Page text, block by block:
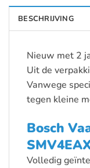
BESCHRIJVING
Nieuw met 2
Uit de
Vanwege
tegen kleine
Bosch
Volledig